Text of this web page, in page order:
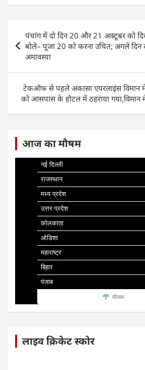
c
e
b
o
o
k
at
s
A
p
k
e
dI
ai
l e
Post
navigation
पंचांग में दो दिन 20 और 21 अक्टूबर को
बोले– पूजा 20 को करना उचित; अगले
अमावस्या
टेकऑफ से पहले अकासा एयरलाइंस विमान में
को आसपास के होटल में ठहराया गया,विमान
आज का मौषम
नई दिल्ली
राजस्थान
मध्य प्रदेश
उत्तर प्रदेश
कोलकाता
ओडिशा
महाराष्ट्र
बिहार
पंजाब
मौसम
लाइव क्रिकेट स्कोर